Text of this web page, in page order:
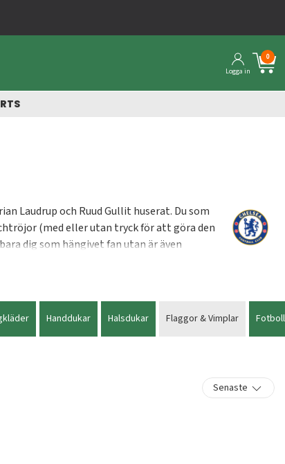
Logga in
0
Laudrup och Ruud Gullit huserat. Du som
(med eller utan tryck för att göra den
dig som hängivet fan utan är även
Handdukar Halsdukar Flaggor & Vimplar
Senaste